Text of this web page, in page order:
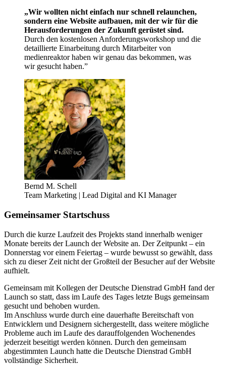
„Wir wollten nicht einfach nur schnell relaunchen,
sondern eine Website aufbauen, mit der wir für die
Herausforderungen der Zukunft gerüstet sind.
Durch den kostenlosen Anforderungsworkshop und die
detaillierte Einarbeitung durch Mitarbeiter von
medienreaktor haben wir genau das bekommen, was
wir gesucht haben.”
Bernd M. Schell
Team Marketing | Lead Digital and KI Manager
Gemeinsamer Startschuss
Durch die kurze Laufzeit des Projekts stand innerhalb weniger
Monate bereits der Launch der Website an. Der Zeitpunkt – ein
Donnerstag vor einem Feiertag – wurde bewusst so gewählt, dass
sich zu dieser Zeit nicht der Großteil der Besucher auf der Website
aufhielt.
Gemeinsam mit Kollegen der Deutsche Dienstrad GmbH fand der
Launch so statt, dass im Laufe des Tages letzte Bugs gemeinsam
gesucht und behoben wurden.
Im Anschluss wurde durch eine dauerhafte Bereitschaft von
Entwicklern und Designern sichergestellt, dass weitere mögliche
Probleme auch im Laufe des darauffolgenden Wochenendes
jederzeit beseitigt werden können. Durch den gemeinsam
abgestimmten Launch hatte die Deutsche Dienstrad GmbH
vollständige Sicherheit.